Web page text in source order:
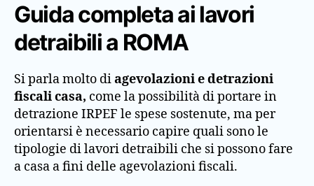
Guida completa ai lavori
detraibili a ROMA
Si parla molto diagevolazioni e detrazioni
fiscali casa, come la possibilità di portare in
detrazione IRPEF le spese sostenute, ma per
orientarsi è necessario capire quali sono le
tipologie di lavori detraibili che si possono fare
a casa a fini delle agevolazioni fiscali.